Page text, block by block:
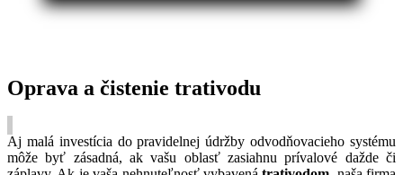
Oprava a čistenie trativodu
Aj malá investícia do pravidelnej údržby odvodňovacieho systému
môže byť zásadná, ak vašu oblasť zasiahnu prívalové dažde či